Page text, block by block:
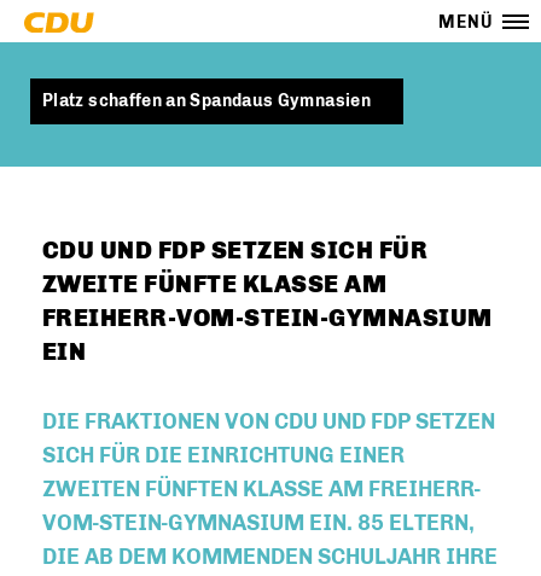
MENÜ
Platz schaffen an Spandaus Gymnasien
CDU UND FDP SETZEN SICH FÜR
ZWEITE FÜNFTE KLASSE AM
FREIHERR-VOM-STEIN-GYMNASIUM
EIN
DIE FRAKTIONEN VON CDU UND FDP SETZEN
SICH FÜR DIE EINRICHTUNG EINER
ZWEITEN FÜNFTEN KLASSE AM FREIHERR-
VOM-STEIN-GYMNASIUM EIN. 85 ELTERN,
DIE AB DEM KOMMENDEN SCHULJAHR IHRE